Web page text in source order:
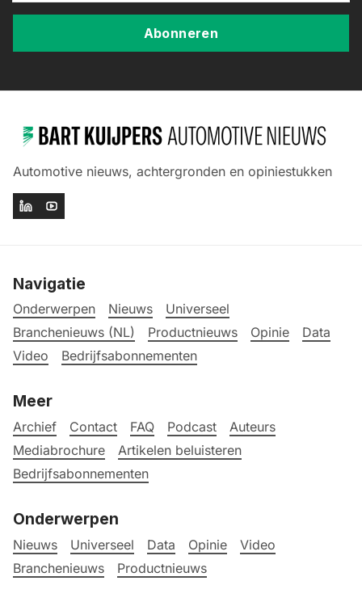
Abonneren
Automotive nieuws, achtergronden en opiniestukken
Navigatie
Onderwerpen Nieuws
Universeel
Branchenieuws (NL)
Productnieuws Opinie
Data
Video
Bedrijfsabonnementen
Meer
Archief Contact FAQ Podcast
Auteurs
Mediabrochure
Artikelen beluisteren
Bedrijfsabonnementen
Onderwerpen
Nieuws Universeel Data Opinie
Video
Branchenieuws
Productnieuws